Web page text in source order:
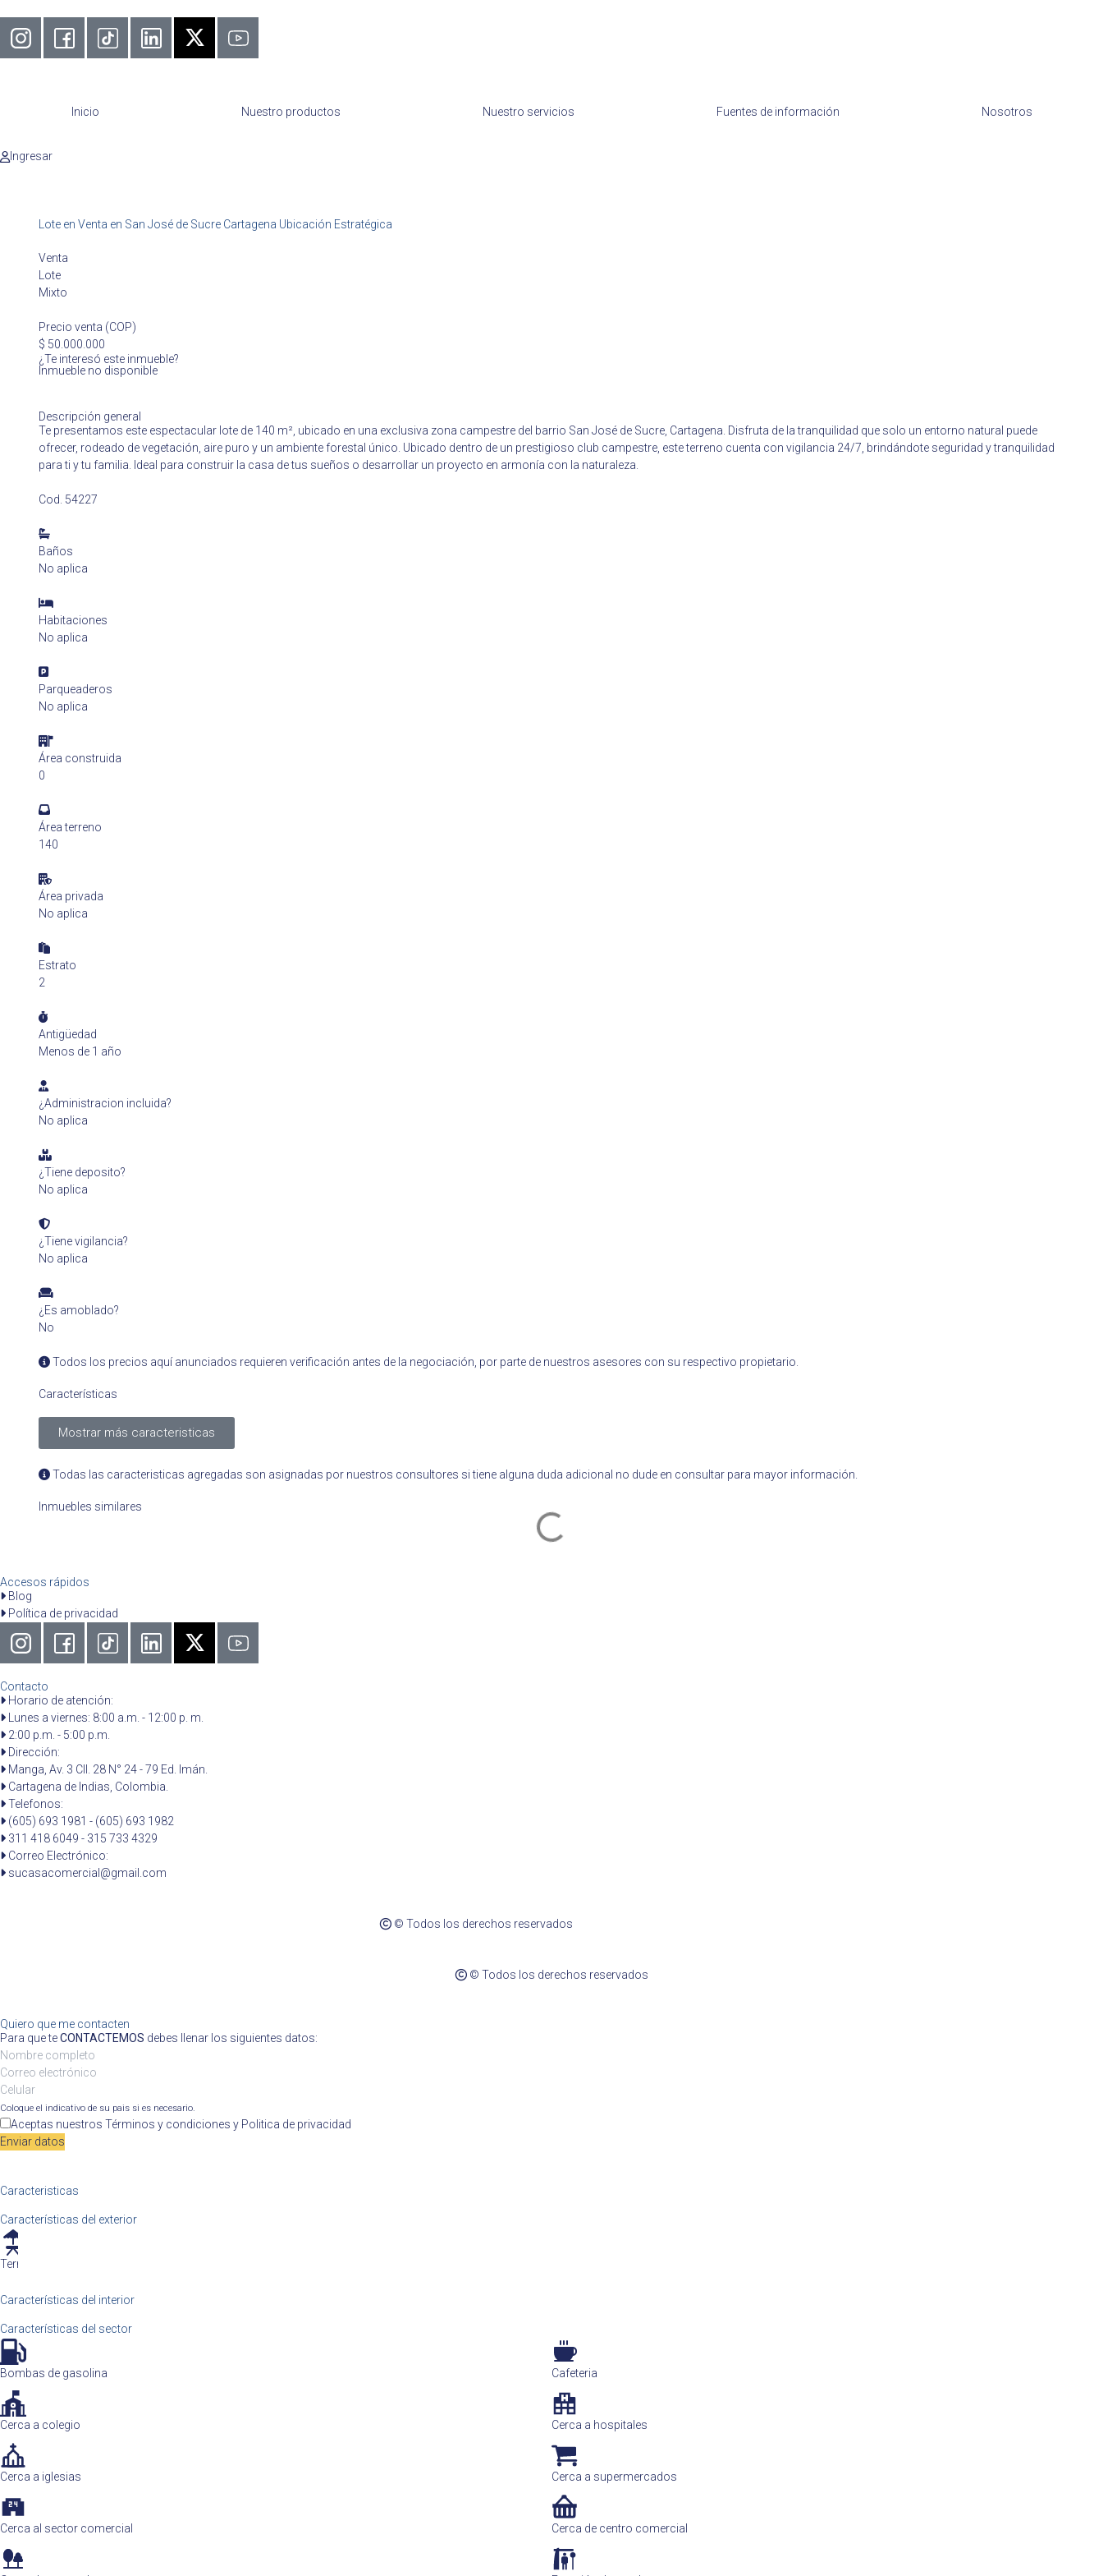
Inicio Nuestro productos Nuestro servicios Fuentes de información Nosotros
Ingresar
Lote en Venta en San José de Sucre Cartagena Ubicación Estratégica
Venta
Lote
Mixto
Precio venta (COP)
$ 50.000.000
¿Te interesó este inmueble?
Inmueble no disponible
Descripción general
Te presentamos este espectacular lote de 140 m², ubicado en una exclusiva zona campestre del barrio San José de Sucre, Cartagena. Disfruta de la tranquilidad que solo un entorno natural puede
ofrecer, rodeado de vegetación, aire puro y un ambiente forestal único. Ubicado dentro de un prestigioso club campestre, este terreno cuenta con vigilancia 24/7, brindándote seguridad y tranquilidad
para ti y tu familia. Ideal para construir la casa de tus sueños o desarrollar un proyecto en armonía con la naturaleza.
Cod. 54227
Baños
No aplica
Habitaciones
No aplica
Parqueaderos
No aplica
Área construida
0
Área terreno
140
Área privada
No aplica
Estrato
2
Antigüedad
Menos de 1 año
¿Administracion incluida?
No aplica
¿Tiene deposito?
No aplica
¿Tiene vigilancia?
No aplica
¿Es amoblado?
No
Todos los precios aquí anunciados requieren verificación antes de la negociación, por parte de nuestros asesores con su respectivo propietario.
Características
Mostrar más caracteristicas
Todas las caracteristicas agregadas son asignadas por nuestros consultores si tiene alguna duda adicional no dude en consultar para mayor información.
Inmuebles similares
Accesos rápidos
Blog
Política de privacidad
Contacto
Horario de atención:
Lunes a viernes: 8:00 a.m. - 12:00 p. m.
2:00 p.m. - 5:00 p.m.
Dirección:
Manga, Av. 3 Cll. 28 N° 24 - 79 Ed. Imán.
Cartagena de Indias, Colombia.
Telefonos:
(605) 693 1981 - (605) 693 1982
311 418 6049 - 315 733 4329
Correo Electrónico:
sucasacomercial@gmail.com
© Todos los derechos reservados
© Todos los derechos reservados
Quiero que me contacten
Para que teCONTACTEMOS debes llenar los siguientes datos:
Coloque el indicativo de su pais si es necesario.
Aceptas nuestros Términos y condiciones y Politica de privacidad
Enviar datos
Caracteristicas
Características del exterior
Terraza
Características del interior
Características del sector
Bombas de gasolina Cafeteria
Cerca a colegio Cerca a hospitales
Cerca a iglesias Cerca a supermercados
Cerca al sector comercial Cerca de centro comercial